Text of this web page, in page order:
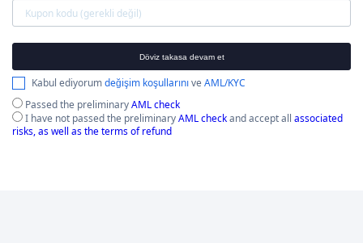
Döviz takasa devam et
Kabul ediyorumdeğişim koşullarınıveAML/KYC
Passed the preliminaryAML check
I have not passed the preliminaryAML checkand accept all associated
risks, as well as the terms of refund